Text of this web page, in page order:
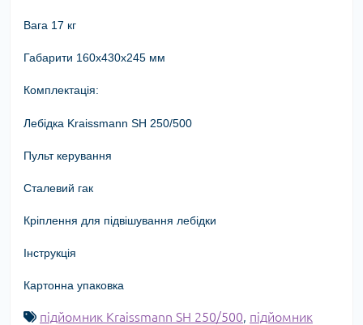
Вага 17 кг
Габарити 160х430х245 мм
Комплектація:
Лебідка Kraissmann SH 250/500
Пульт керування
Сталевий гак
Кріплення для підвішування лебідки
Інструкція
Картонна упаковка
підйомник Kraissmann SH 250/500, підйомник